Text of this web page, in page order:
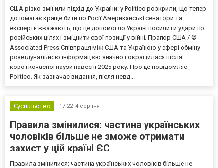
США різко змінили підхід до України: у Politico розкрили, що тепер
допомагає краще бити по Росії Американські сенатори та
експерти вважають, що це допомогло Україні посилити удари по
російських цілях і зміцнити свої позиції у війні. Прапор США / ©
Associated Press Співпраця між США та Україною у сфері обміну
розвідувальною інформацією значно покращилася після
короткочасної паузи навесні 2025 року. Про це повідомляє
Politico. Як зазначає видання, після невд...
Суспільство 17:22, 4 серпня
Правила змінилися: частина українських
чоловіків більше не зможе отримати
захист у цій країні ЄС
Правила змінилися: частина українських чоловіків більше не